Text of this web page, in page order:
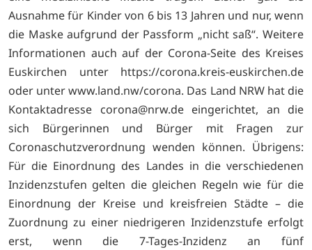
Ausnahme für Kinder von 6 bis 13 Jahren und nur, wenn
die Maske aufgrund der Passform „nicht saß“. Weitere
Informationen auch auf der Corona-Seite des Kreises
Euskirchen unter https://corona.kreis-euskirchen.de
oder unterwww.land.nw/corona. Das Land NRW hat die
Kontaktadresse corona@nrw.de eingerichtet, an die
sich Bürgerinnen und Bürger mit Fragen zur
Coronaschutzverordnung wenden können. Übrigens:
Für die Einordnung des Landes in die verschiedenen
Inzidenzstufen gelten die gleichen Regeln wie für die
Einordnung der Kreise und kreisfreien Städte – die
Zuordnung zu einer niedrigeren Inzidenzstufe erfolgt
erst, wenn die 7-Tages-Inzidenz an fünf